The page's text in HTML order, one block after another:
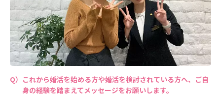
これから婚活を始める方や婚活を検討されている方へ、ご自
身の経験を踏まえてメッセージをお願いします。